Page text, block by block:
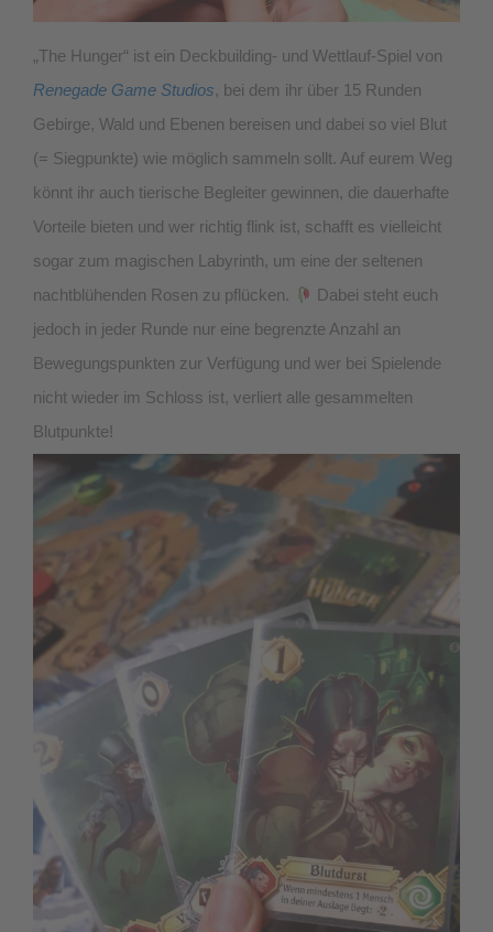
„The Hunger“ ist ein Deckbuilding- und Wettlauf-Spiel von
Renegade Game Studios, bei dem ihr über 15 Runden
Gebirge, Wald und Ebenen bereisen und dabei so viel Blut
(= Siegpunkte) wie möglich sammeln sollt. Auf eurem Weg
könnt ihr auch tierische Begleiter gewinnen, die dauerhafte
Vorteile bieten und wer richtig flink ist, schafft es vielleicht
sogar zum magischen Labyrinth, um eine der seltenen
nachtblühenden Rosen zu pflücken.
Dabei steht euch
jedoch in jeder Runde nur eine begrenzte Anzahl an
Bewegungspunkten zur Verfügung und wer bei Spielende
nicht wieder im Schloss ist, verliert alle gesammelten
Blutpunkte!